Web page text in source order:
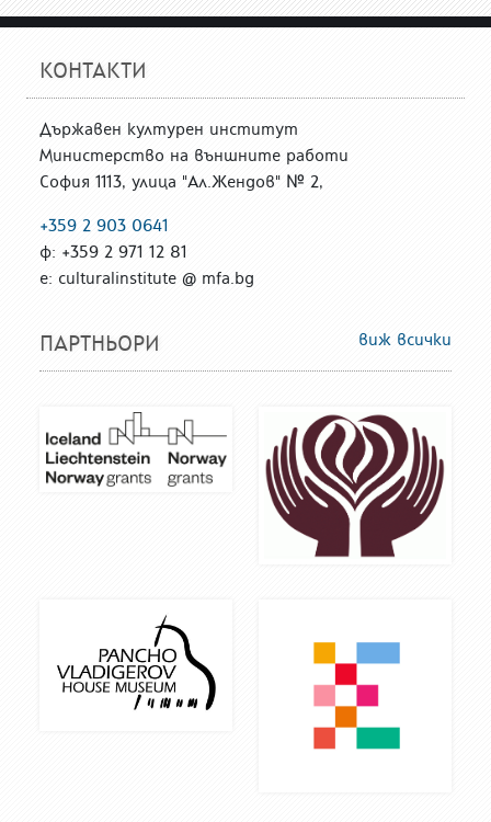
КОНТАКТИ
Държавен културен институт
Министерство на външните работи
София 1113, улица "Ал.Жендов" № 2,
+359 2 903 0641
ф: +359 2 971 12 81
е: culturalinstitute @ mfa.bg
ПАРТНЬОРИ виж всички